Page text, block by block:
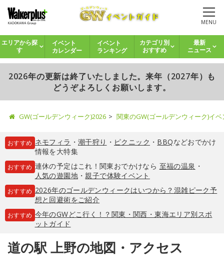
MENU
エリアから探
す
イベント
カレンダー
イベント
ランキング
カテゴリ別
おすすめ
最新
ニュース
2026年の更新は終了いたしました。来年（2027年）も
どうぞよろしくお願いします。
GW(ゴールデンウィーク)2026 関東のGW(ゴールデンウィーク)イ
おすすめ ネモフィラ ・ 潮干狩り ・ ピクニック ・ BBQなどおでかけ
情報を大特集
おすすめ 連休の予定はこれ！関東おでかけなら 至福の温泉 ・
人気の遊園地・親子で体験イベント
おすすめ 2026年のゴールデンウィークはいつから？混雑ピーク予
想と回避術をご紹介
おすすめ 今年のGWどこ行く！？関東・関西・東海エリア別スポ
ットガイド
道の駅 上野の地図・アクセス